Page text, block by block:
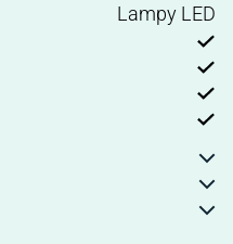
Lampy LED